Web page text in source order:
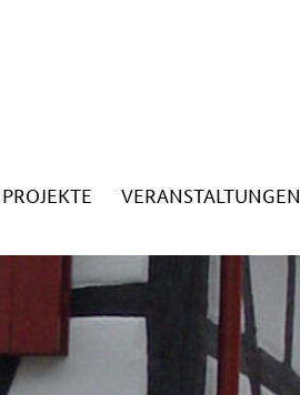
PROJEKTE VERANSTALTUNGEN